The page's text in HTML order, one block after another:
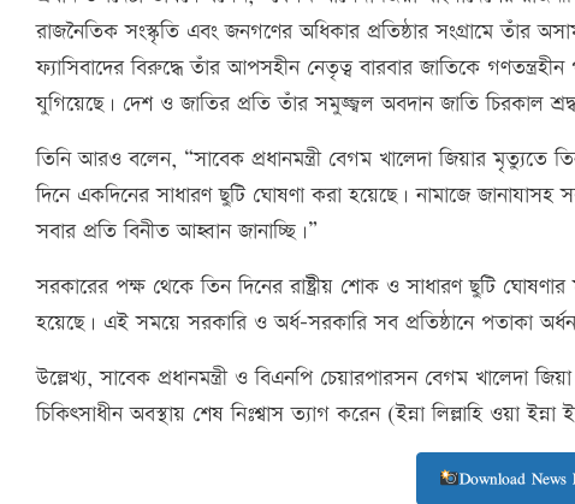
রাজনৈতিক সংস্কৃতি এবং জনগণের অধিকার প্রতিষ্ঠার সংগ্রামে তাঁর
ফ্যাসিবাদের বিরুদ্ধে তাঁর আপসহীন নেতৃত্ব বারবার জাতিকে
যুগিয়েছে। দেশ ও জাতির প্রতি তাঁর সমুজ্জ্বল অবদান জাতি চিরকাল
তিনি আরও বলেন, “সাবেক প্রধানমন্ত্রী বেগম খালেদা জিয়ার মৃত্যুতে
দিনে একদিনের সাধারণ ছুটি ঘোষণা করা হয়েছে। নামাজে
সবার প্রতি বিনীত আহ্বান জানাচ্ছি।”
সরকারের পক্ষ থেকে তিন দিনের রাষ্ট্রীয় শোক ও সাধারণ ছুটি
হয়েছে। এই সময়ে সরকারি ও অর্ধ-সরকারি সব প্রতিষ্ঠানে পতাকা
উল্লেখ্য, সাবেক প্রধানমন্ত্রী ও বিএনপি চেয়ারপারসন বেগম খালেদা
চিকিৎসাধীন অবস্থায় শেষ নিঃশ্বাস ত্যাগ করেন (ইন্না লিল্লাহি ওয়া
Download News